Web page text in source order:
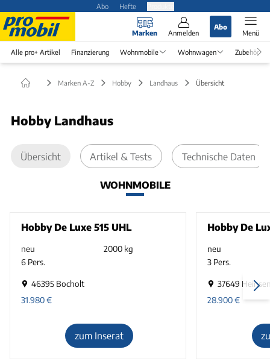
Abo Hefte
Marken Anmelden
Abo
Menü
Alle pro+ Artikel Finanzierung Wohnmobile Wohnwagen Zubehör
Marken A-Z Hobby Landhaus Übersicht
Hobby Landhaus
Übersicht Artikel & Tests Technische Daten
WOHNMOBILE
Hobby De Luxe 515 UHL
neu
2000 kg
6 Pers.
46395 Bocholt
31.980€
zum Inserat
Hobby De
neu
3 Pers.
37649
28.900€